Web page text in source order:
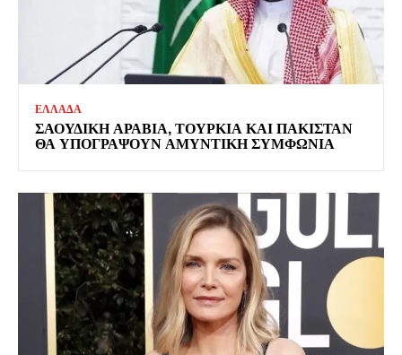
ΕΛΛΑΔΑ
ΣΑΟΥΔΙΚΗ ΑΡΑΒΙΑ, ΤΟΥΡΚΙΑ ΚΑΙ ΠΑΚΙΣΤΑΝ
ΘΑ ΥΠΟΓΡΑΨΟΥΝ ΑΜΥΝΤΙΚΗ ΣΥΜΦΩΝΙΑ